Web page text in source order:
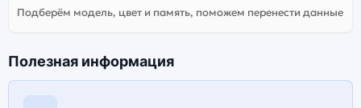
Подберём модель, цвет и память, поможем перенести данные
Полезная информация